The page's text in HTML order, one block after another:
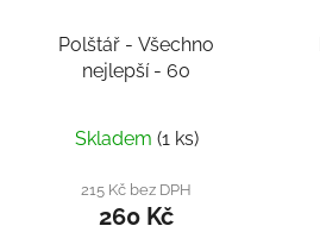
Polštář - Všechno
nejlepší - 60
Skladem (1 ks)
215 Kč bez DPH
260 Kč